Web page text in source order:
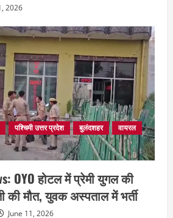
2026
पश्चिमी उत्तर प्रदेश बुलंदशहर
वायरल
OYO होटल में प्रेमी युगल की
की मौत, युवक अस्पताल में भर्ती
June 11, 2026